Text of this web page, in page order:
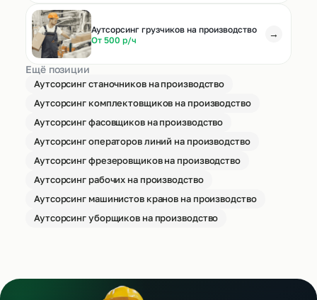
Аутсорсинг грузчиков на производство
От 500 р/ч
→
Ещё позиции
Аутсорсинг станочников на производство
Аутсорсинг комплектовщиков на производство
Аутсорсинг фасовщиков на производство
Аутсорсинг операторов линий на производство
Аутсорсинг фрезеровщиков на производство
Аутсорсинг рабочих на производство
Аутсорсинг машинистов кранов на производство
Аутсорсинг уборщиков на производство